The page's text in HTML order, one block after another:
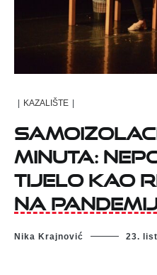
| KAZALIŠTE |
minuta:
tijelo kao
na
Nika Krajnović 23.